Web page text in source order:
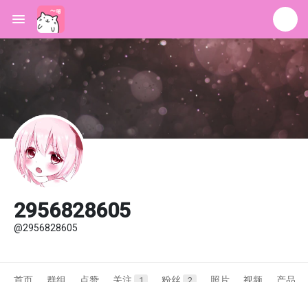
2956828605
@2956828605